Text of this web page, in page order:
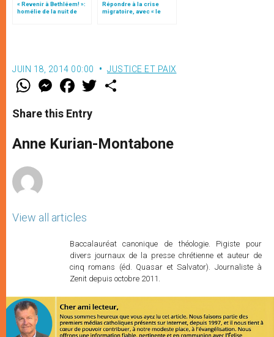
« Revenir à Bethléem! »:
homélie de la nuit de
Noël (texte complet)
Répondre à la crise
migratoire, avec « le
JUIN 18, 2014 00:00 JUSTICE ET PAIX
W
t
s
p
p
M
e
s
e
g
e
F
a
e
b
o
k
w
r
Share this Entry
Anne Kurian-Montabone
View all articles
Baccalauréat canonique de théologie. Pigiste pour
divers journaux de la presse chrétienne et auteur de
cinq romans (éd. Quasar et Salvator). Journaliste à
Zenit depuis octobre 2011.